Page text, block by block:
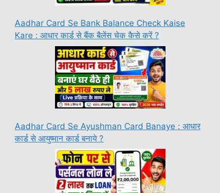
Aadhar Card Se Bank Balance Check Kaise
Kare : आधार कार्ड से बैंक बैलेंस चेक कैसे करें ?
Aadhar Card Se Ayushman Card Banaye : आधार
कार्ड से आयुष्मान कार्ड बनाये ?